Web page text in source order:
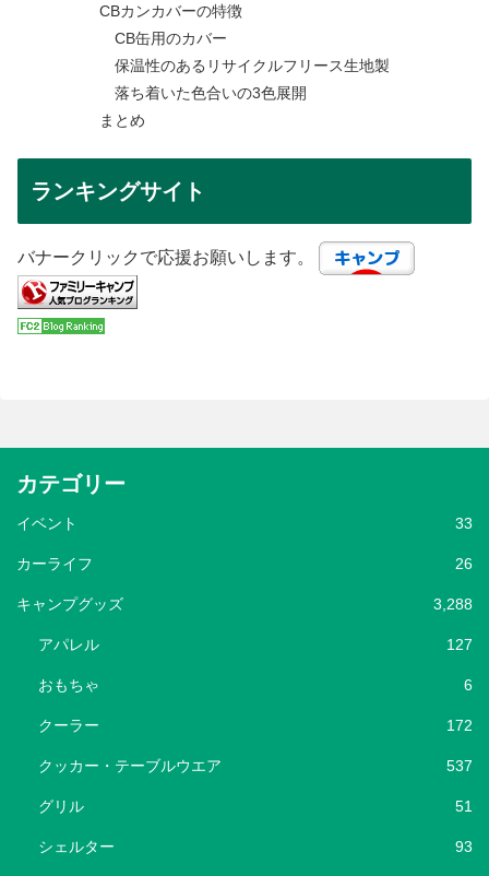
CBカンカバーの特徴
CB缶用のカバー
保温性のあるリサイクルフリース生地製
落ち着いた色合いの3色展開
まとめ
ランキングサイト
バナークリックで応援お願いします。
カテゴリー
イベント 33
カーライフ 26
キャンプグッズ 3,288
アパレル 127
おもちゃ 6
クーラー 172
クッカー・テーブルウエア 537
グリル 51
シェルター 93